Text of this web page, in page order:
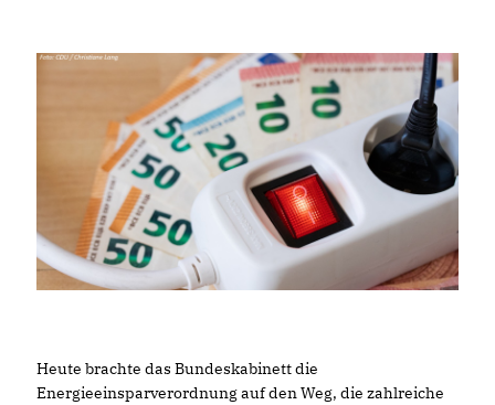
Heute brachte das Bundeskabinett die
Energieeinsparverordnung auf den Weg, die zahlreiche